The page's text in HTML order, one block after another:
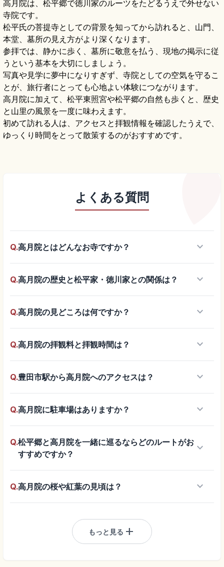
高月院は、松平郷で徳川家のルーツをたどるうえで外せない
寺院です。
松平氏の菩提寺としての背景を知ってから訪れると、山門、
本堂、墓所の見え方がより深くなります。
参拝では、静かに歩く、墓所に敬意を払う、現地の掲示に従
うという基本を大切にしましょう。
写真や見学に夢中になりすぎず、寺院としての空気を守るこ
とが、旅行者にとっても心地よい体験につながります。
高月院に加えて、松平東照宮や松平郷の自然も歩くと、歴史
と山里の風景を一度に味わえます。
初めて訪れる人は、アクセスと拝観情報を確認したうえで、
ゆっくり時間をとって散策するのがおすすめです。
よくある質問
Q.高月院とはどんなお寺ですか？ keyboard_arrow_down
Q.高月院の歴史と松平家・徳川家との関係は？ keyboard_arrow_down
Q.高月院の見どころは何ですか？ keyboard_arrow_down
Q.高月院の拝観料と拝観時間は？ keyboard_arrow_down
Q.豊田市駅から高月院へのアクセスは？ keyboard_arrow_down
Q.高月院に駐車場はありますか？ keyboard_arrow_down
Q.松平郷と高月院を一緒に巡るならどのルートがお
すすめですか？
keyboard_arrow_down
Q.高月院の桜や紅葉の見頃は？ keyboard_arrow_down
もっと見る add